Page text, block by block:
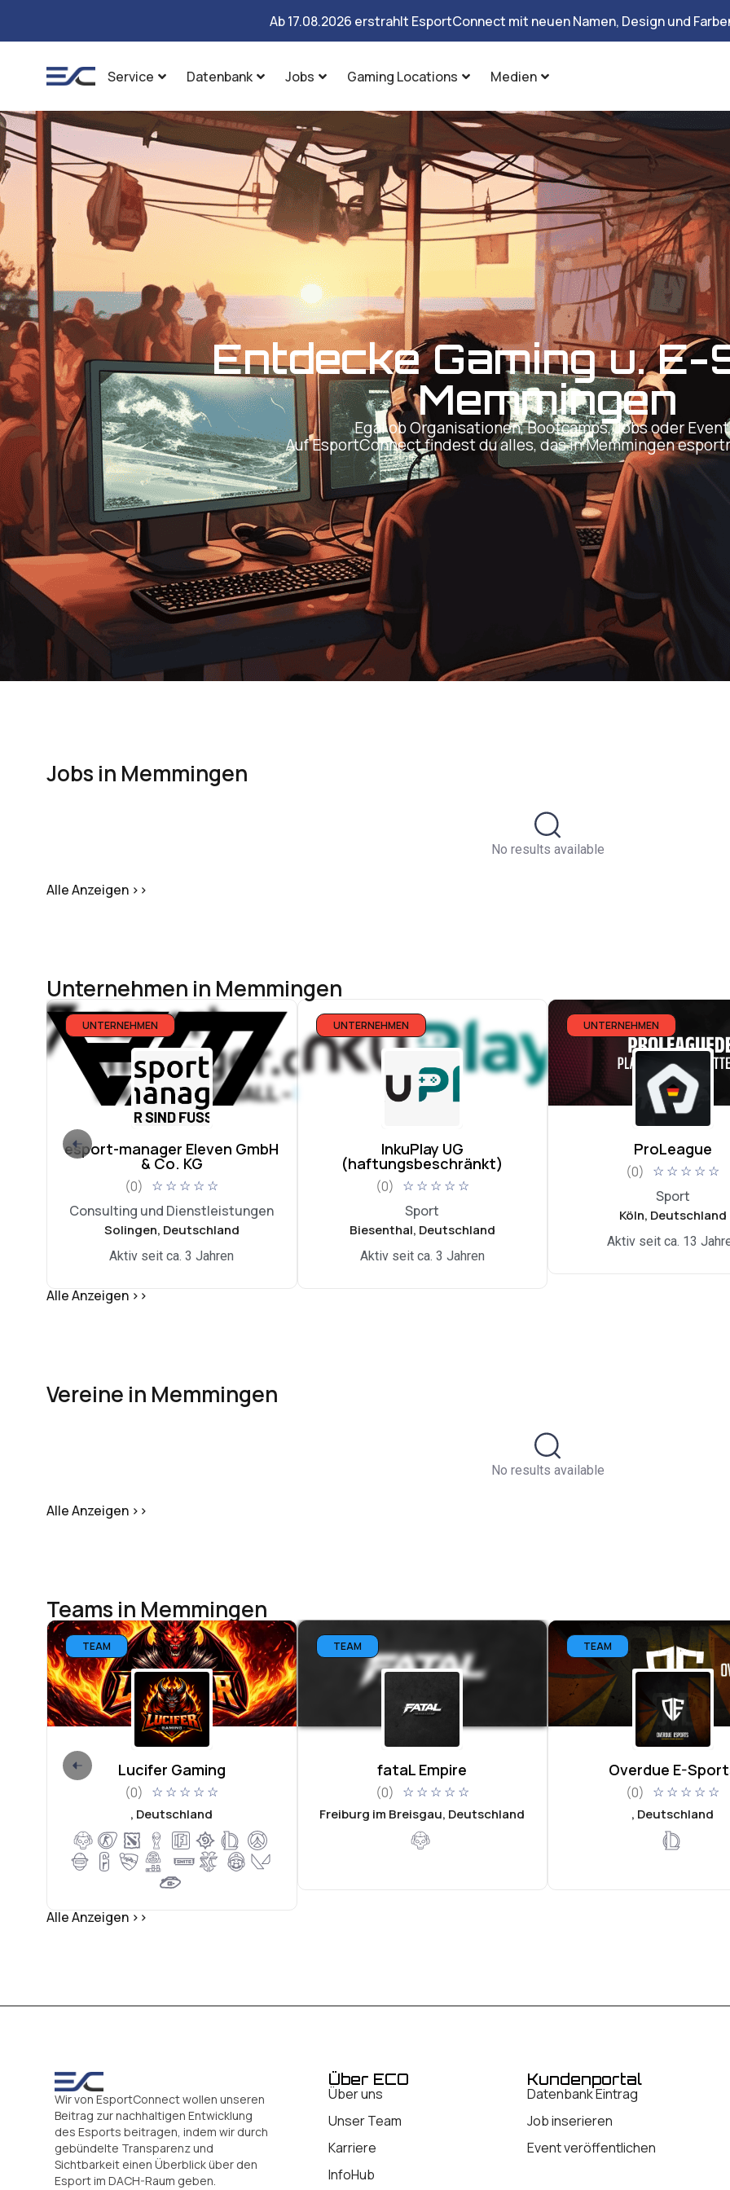
Ab 17.08.2026 erstrahlt EsportConnect mit neuen Namen, Design und
Service Datenbank Jobs Gaming Locations Medien
Entdecke Gaming u. E-
Memmingen
Egal ob Organisationen, Bootcamps, Jobs oder
Auf EsportConnect findest du alles, das in Memmingen
Jobs in Memmingen
No results available
Alle Anzeigen >>
Unternehmen in Memmingen
UNTERNEHMEN
esport-manager Eleven GmbH
& Co. KG
(0) ☆ ☆ ☆ ☆ ☆
Consulting und Dienstleistungen
Solingen, Deutschland
Aktiv seit ca. 3 Jahren
UNTERNEHMEN
InkuPlay UG
(haftungsbeschränkt)
(0) ☆ ☆ ☆ ☆ ☆
Sport
Biesenthal, Deutschland
Aktiv seit ca. 3 Jahren
UNTERNEHMEN
ProLeague
(0) ☆ ☆ ☆ ☆ ☆
Sport
Köln, Deutschland
Aktiv seit ca. 13
Alle Anzeigen >>
Vereine in Memmingen
No results available
Alle Anzeigen >>
Teams in Memmingen
TEAM
Lucifer Gaming
(0) ☆ ☆ ☆ ☆ ☆
, Deutschland
TEAM
fataL Empire
(0) ☆ ☆ ☆ ☆ ☆
Freiburg im Breisgau, Deutschland
TEAM
Overdue E-
(0) ☆ ☆ ☆ ☆ ☆
, Deutschland
Alle Anzeigen >>
Wir von EsportConnect wollen unseren
Beitrag zur nachhaltigen Entwicklung
des Esports beitragen, indem wir durch
gebündelte Transparenz und
Sichtbarkeit einen Überblick über den
Esport im DACH-Raum geben.
Über ECO
Über uns
Unser Team
Karriere
InfoHub
Kundenportal
Datenbank Eintrag
Job inserieren
Event veröffentlichen